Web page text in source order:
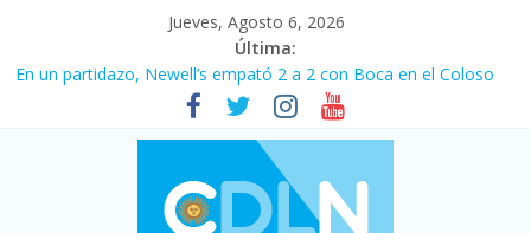
Jueves, Agosto 6, 2026
Última:
En un partidazo, Newell’s empató 2 a 2 con Boca en el Coloso
Vacaciones de invierno con más movimiento y consumo
turístico: 4,6 millones de personas viajaron por el país, un 5,9%
Fuerte caída de la venta de autos usados en julio: bajó un 12,6%